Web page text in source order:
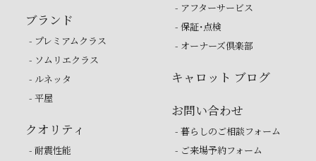
ブランド
- プレミアムクラス
- ソムリエクラス
- ルネッタ
- 平屋
クオリティ
- 耐震性能
- アフターサービス
- 保証・点検
- オーナーズ倶楽部
キャロット ブログ
お問い合わせ
- 暮らしのご相談フォーム
- ご来場予約フォーム